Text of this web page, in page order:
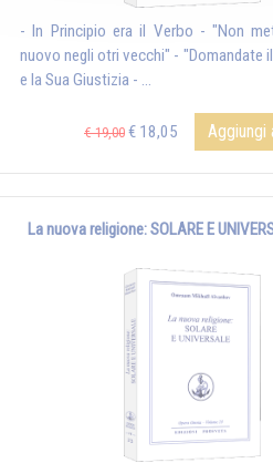
- In Principio era il Verbo - "Non
nuovo negli otri vecchi" - "Domandate
e la Sua Giustizia - ...
€ 19,00 € 18,05 Aggiungi
La nuova religione: SOLARE E